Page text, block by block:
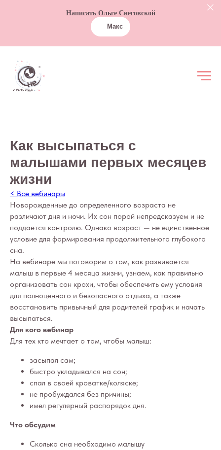
Написать Ольге Снеговской
Макс
Как высыпаться с
малышами первых месяцев
жизни
< Все вебинары
Новорожденные до определенного возраста не
различают дня и ночи. Их сон порой непредсказуем и не
поддается контролю. Однако возраст — не единственное
условие для формирования продолжительного глубокого
сна.
На вебинаре мы поговорим о том, как развивается
малыш в первые 4 месяца жизни, узнаем, как правильно
организовать сон крохи, чтобы обеспечить ему условия
для полноценного и безопасного отдыха, а также
восстановить привычный для родителей график и начать
высыпаться.
Для кого вебинар
Для тех кто мечтает о том, чтобы малыш:
засыпал сам;
быстро укладывался на сон;
спал в своей кроватке/коляске;
не пробуждался без причины;
имел регулярный распорядок дня.
Что обсудим
Сколько сна необходимо малышу
Дети
Вопросы